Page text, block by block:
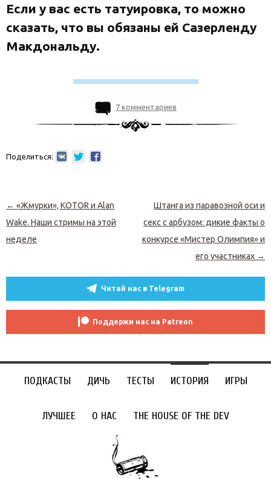
Если у вас есть татуировка, то можно
сказать, что вы обязаны ей Сазерленду
Макдональду.
7 комментариев
Поделиться:
Навигация по записям
← «Жмурки», KOTOR и Alan
Wake. Наши стримы на этой
неделе
Штанга из паравозной оси и
секс с арбузом: дикие факты о
конкурсе «Мистер Олимпия» и
его участниках →
Читай нас в Telegram
Поддержи нас на Patreon
ПОДКАСТЫ ДИЧЬ ТЕСТЫ ИСТОРИЯ ИГРЫ
ЛУЧШЕЕ О НАС THE HOUSE OF THE DEV